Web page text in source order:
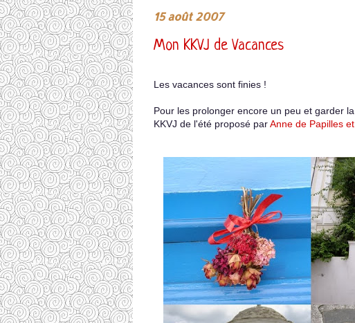
15 août 2007
Mon KKVJ de Vacances
Les vacances sont finies !
Pour les prolonger encore un peu et garder
KKVJ de l'été proposé parAnne de Papilles